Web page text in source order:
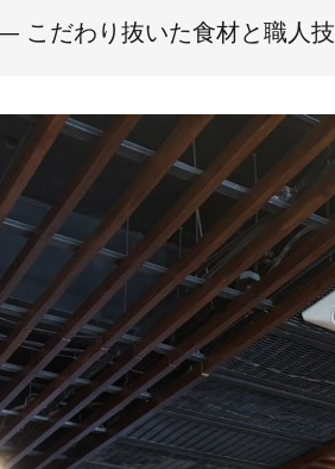
こだわり抜いた食材と職人技